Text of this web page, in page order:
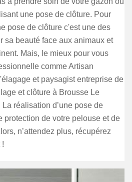
une pose de clôture. Pour
pose de clôture c'est une des
sa beauté face aux animaux et
Mais, le mieux pour vous
comme Artisan
et paysagist entreprise de
et clôture à Brousse Le
réalisation d’une pose de
protection de votre pelouse et de
n’attendez plus, récupérez
!